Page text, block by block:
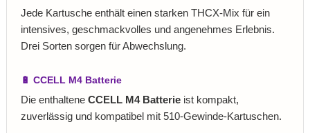
Jede Kartusche enthält einen starken THCX-Mix für ein
intensives, geschmackvolles und angenehmes Erlebnis.
Drei Sorten sorgen für Abwechslung.
🔋 CCELL M4 Batterie
Die enthaltene CCELL M4 Batterie ist kompakt,
zuverlässig und kompatibel mit 510-Gewinde-Kartuschen.